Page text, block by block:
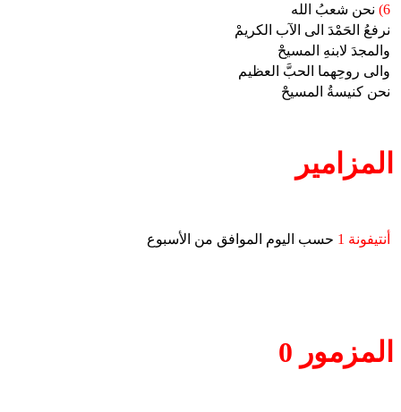
6) نحن شعبُ الله
نرفعُ الحَمْدَ الى الآب الكريمْ
والمجدَ لابنهِ المسيحْ
والى روحِهما الحبَّ العظيم
نحن كنيسةُ المسيحْ
المزامير
أنتيفونة 1 حسب اليوم الموافق من الأسبوع
المزمور 0